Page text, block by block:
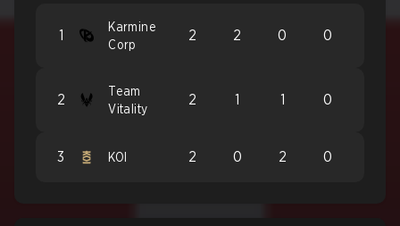
1
Karmine
Corp
2 2 0 0
2
Team
Vitality
2 1 1 0
3 KOI 2 0 2 0